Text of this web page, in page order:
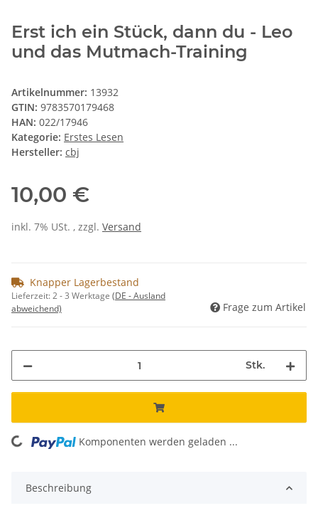
Erst ich ein Stück, dann du - Leo
und das Mutmach-Training
Artikelnummer: 13932
GTIN: 9783570179468
HAN: 022/17946
Kategorie: Erstes Lesen
Hersteller: cbj
10,00 €
inkl. 7% USt. , zzgl. Versand
Knapper Lagerbestand
Lieferzeit:2 - 3 Werktage (DE - Ausland
abweichend)
Frage zum Artikel
Stk.
Loading... Komponenten werden geladen ...
Beschreibung